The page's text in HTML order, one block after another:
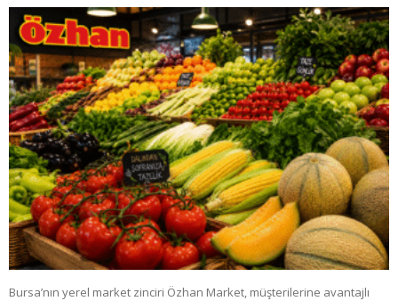
Bursa’nın yerel market zinciri Özhan Market, müşterilerine avantajlı